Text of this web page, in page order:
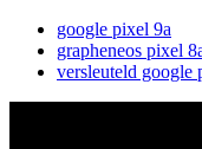
google pixel 9a
grapheneos pixel
versleuteld google